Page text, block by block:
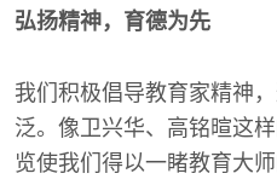
弘扬精神，育德为先
我们积极倡导教育家精神
泛。像卫兴华、高铭暄这
览使我们得以一睹教育大